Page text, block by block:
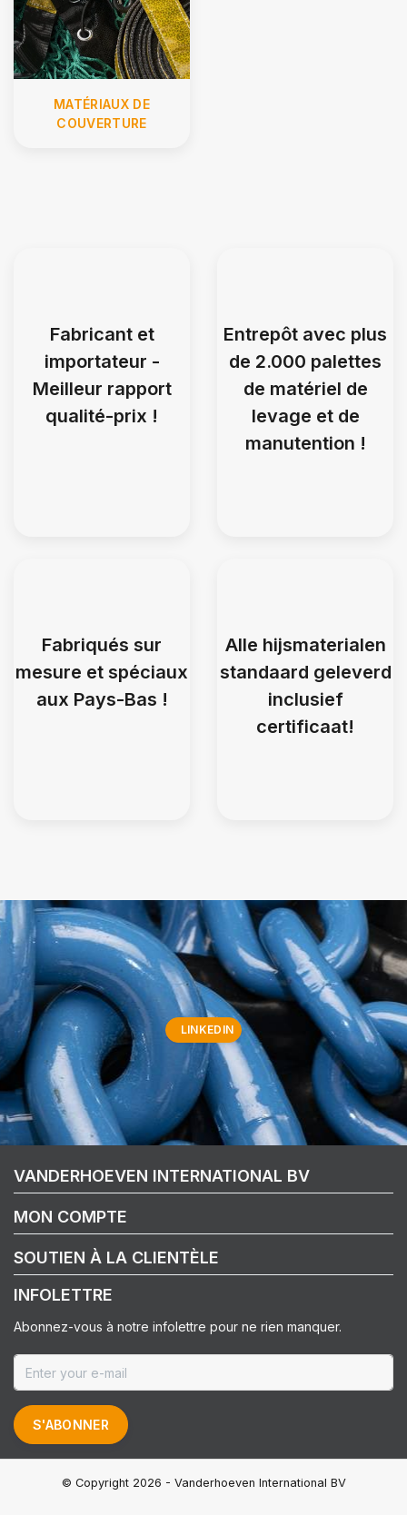
MATÉRIAUX DE
COUVERTURE
Fabricant et
importateur -
Meilleur rapport
qualité-prix !
Entrepôt avec plus
de 2.000 palettes
de matériel de
levage et de
manutention !
Fabriqués sur
mesure et spéciaux
aux Pays-Bas !
Alle hijsmaterialen
standaard geleverd
inclusief
certificaat!
LINKEDIN
VANDERHOEVEN INTERNATIONAL BV
MON COMPTE
SOUTIEN À LA CLIENTÈLE
INFOLETTRE
Abonnez-vous à notre infolettre pour ne rien manquer.
S'ABONNER
© Copyright 2026 - Vanderhoeven International BV